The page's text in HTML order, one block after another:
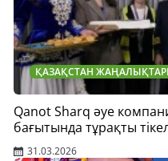
ҚАЗАҚСТАН
Qanot Sharq әуе
бағытында тұрақты
31.03.2026